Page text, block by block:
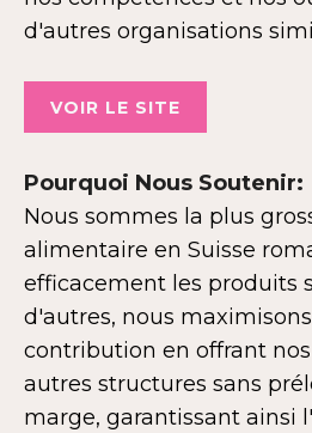
d'autres organisations
VOIR LE SITE
Pourquoi Nous Soutenir:
Nous sommes la plus
alimentaire en Suisse
efficacement les produits
d'autres, nous
contribution en offrant
autres structures sans
marge, garantissant ainsi